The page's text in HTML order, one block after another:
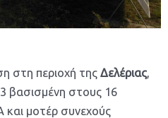
στη περιοχή της Δελέριας,
βασισμένη στους 16
και μοτέρ συνεχούς